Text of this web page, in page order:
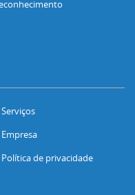
Serviços
Empresa
Política de privacidade